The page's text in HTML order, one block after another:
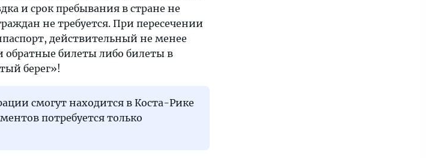
и срок пребывания в стране не
не требуется. При пересечении
действительный не менее
обратные билеты либо билеты в
берег»!
смогут находится в Коста-Рике
потребуется только